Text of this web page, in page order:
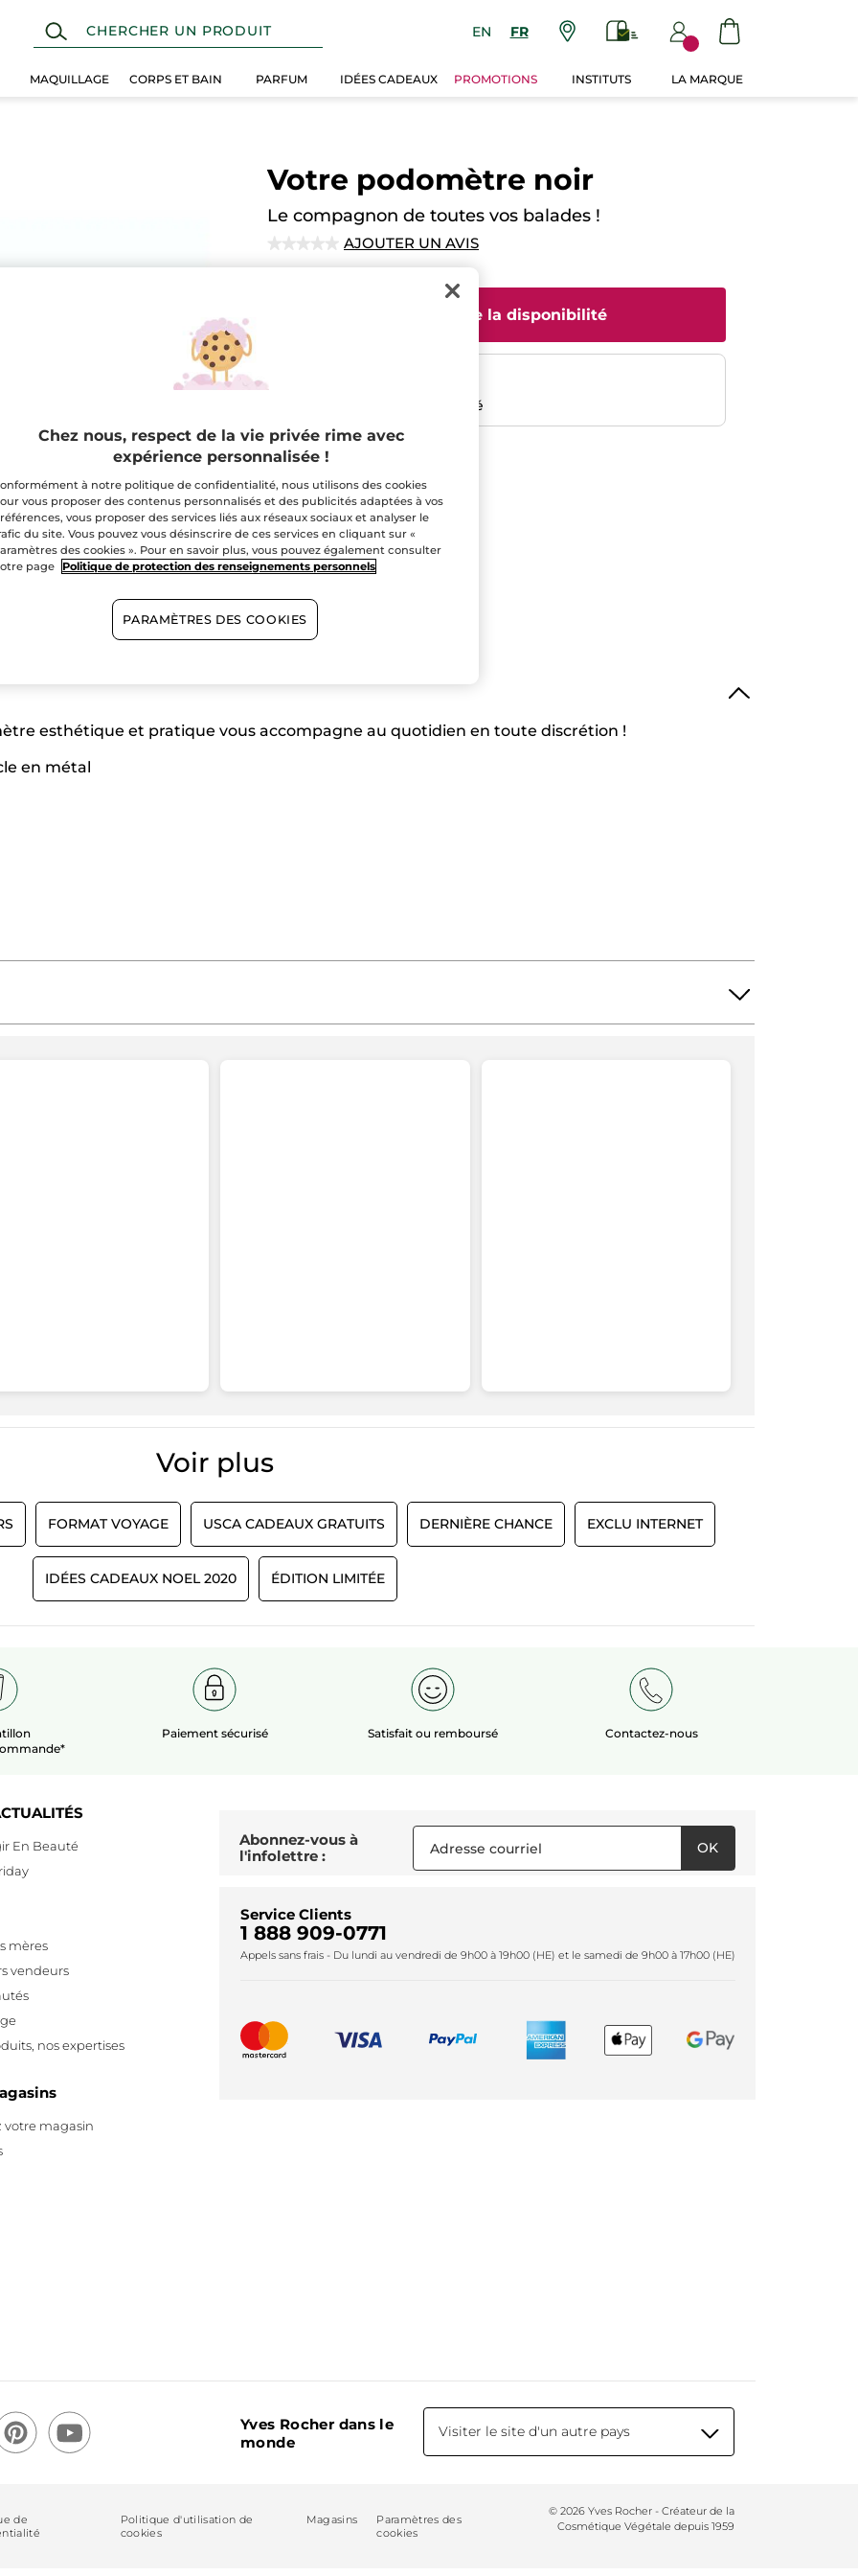
EN FR
MAQUILLAGE CORPS ET BAIN PARFUM IDÉES CADEAUX PROMOTIONS INSTITUTS LA MARQUE
Votre podomètre noir
Le compagnon de toutes vos balades !
★★★★★
★★★★★ AJOUTER UN AVIS
M'avertir de la disponibilité
Satisfait ou remboursé
esthétique et pratique vous accompagne au quotidien en toute discrétion !
en métal
Voir plus​
FORMAT VOYAGE USCA CADEAUX GRATUITS DERNIÈRE CHANCE EXCLU INTERNET
IDÉES CADEAUX NOEL 2020 ÉDITION LIMITÉE
Paiement sécurisé Satisfait ou remboursé Contactez-nous
En Beauté
mères
vendeurs
nos expertises
votre magasin
Abonnez-vous à
l'infolettre :
OK
Service Clients
1 888 909-0771
Appels sans frais - Du lundi au vendredi de 9h00 à 19h00 (HE) et le samedi de 9h00 à 17h00 (HE)
Yves Rocher dans le
monde
Visiter le site d'un autre pays
de
Politique d'utilisation de
cookies
Magasins
Paramètres des
cookies
© 2026 Yves Rocher - Créateur de la
Cosmétique Végétale depuis 1959
Chez nous, respect de la vie privée rime avec
expérience personnalisée !
à notre politique de confidentialité, nous utilisons des cookies
vous proposer des contenus personnalisés et des publicités adaptées à vos
vous proposer des services liés aux réseaux sociaux et analyser le
du site. Vous pouvez vous désinscrire de ces services en cliquant sur «
des cookies ». Pour en savoir plus, vous pouvez également consulter
page
Politique de protection des renseignements personnels
PARAMÈTRES DES COOKIES